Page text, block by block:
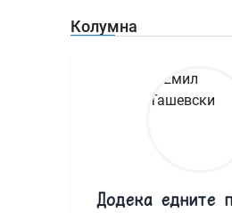
Колумна
Додека едните